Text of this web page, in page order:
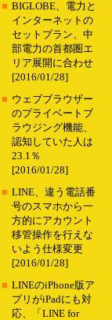
■ BIGLOBE、電力と
インターネットの
セットプラン、中
部電力の首都圏エ
リア展開に合わせ
[2016/01/28]
■ ウェブブラウザー
のプライベートブ
ラウジング機能、
認知していた人は
23.1％
[2016/01/28]
■ LINE、違う電話番
号のスマホから一
方的にアカウント
移管操作を行えな
いよう仕様変更
[2016/01/28]
■ LINEのiPhone版ア
プリがiPadにも対
応、「LINE for